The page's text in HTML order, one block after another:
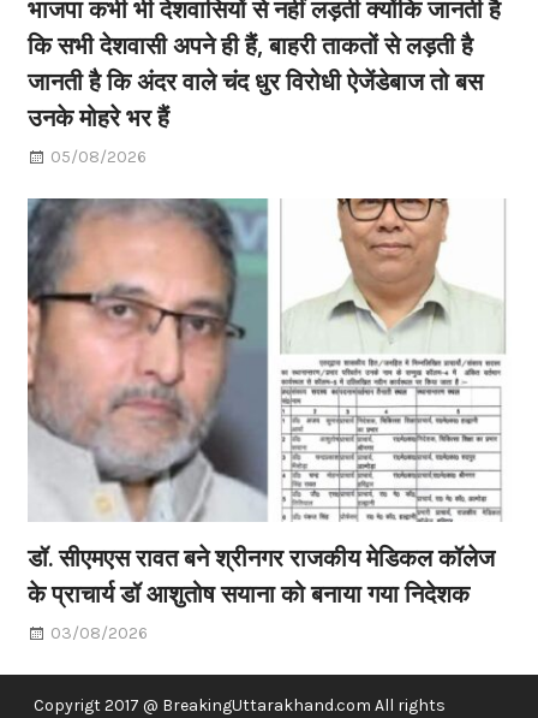
भाजपा कभी भी देशवासियों से नहीं लड़ती क्योंकि जानती है
कि सभी देशवासी अपने ही हैं, बाहरी ताकतों से लड़ती है
जानती है कि अंदर वाले चंद धुर विरोधी ऐजेंडेबाज तो बस
उनके मोहरे भर हैं
05/08/2026
डॉ. सीएमएस रावत बने श्रीनगर राजकीय मेडिकल कॉलेज
के प्राचार्य डॉ आशुतोष सयाना को बनाया गया निदेशक
03/08/2026
Copyrigt 2017 @ BreakingUttarakhand.com All rights